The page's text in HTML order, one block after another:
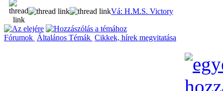
Vá: H.M.S. Victory
Fórumok Általános Témák Cikkek, hírek megvitatása